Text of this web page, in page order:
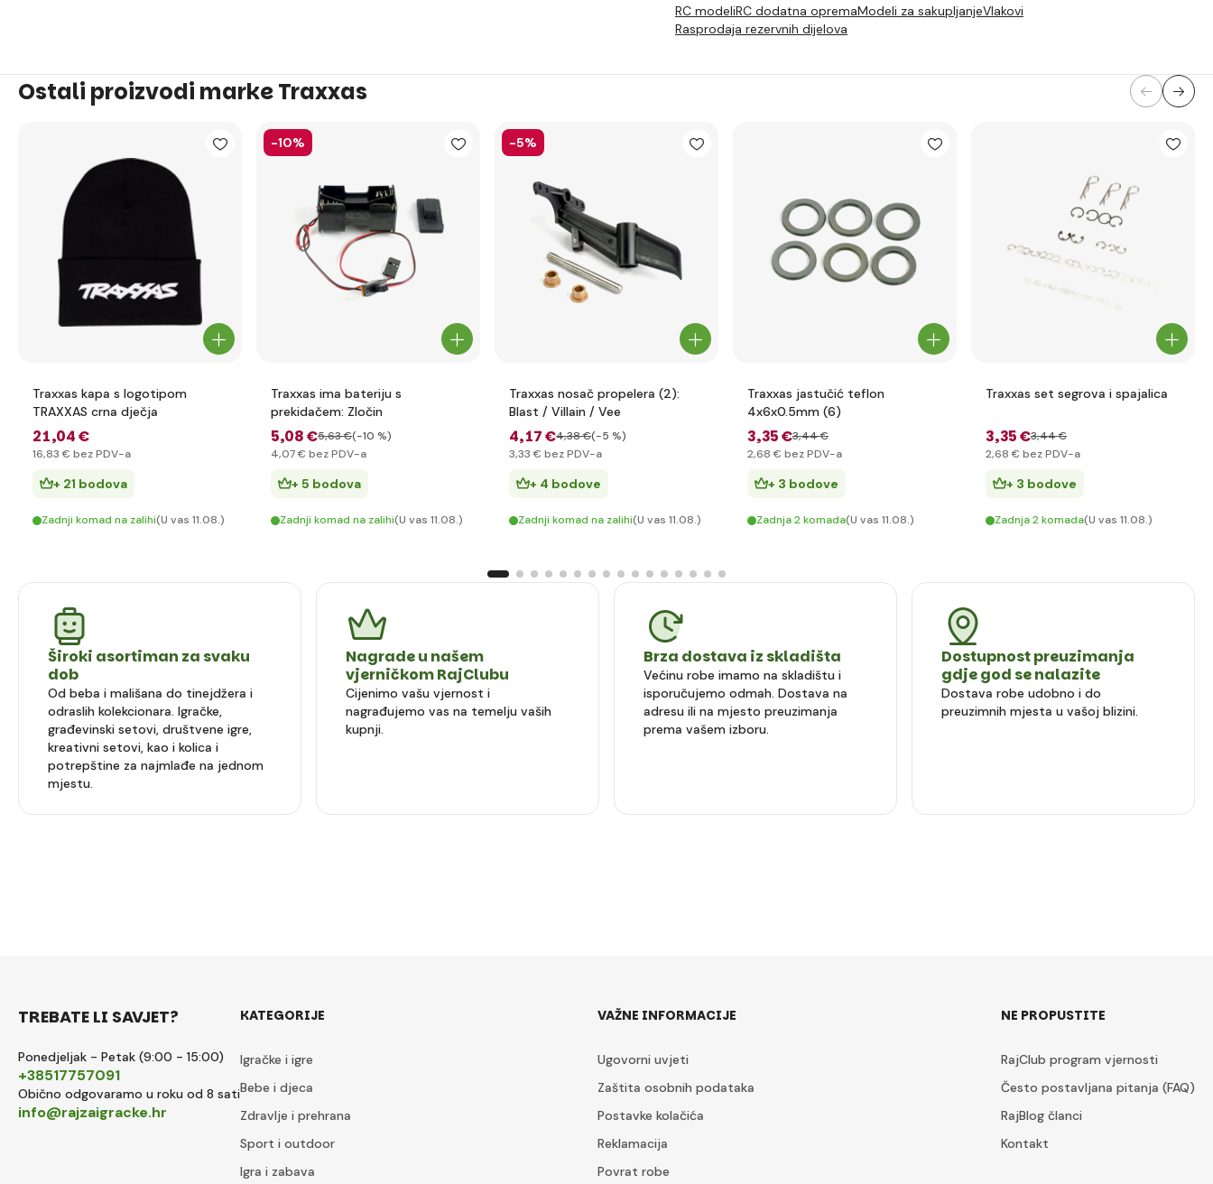
RC modeliRC dodatna opremaModeli za sakupljanjeVlakovi
Rasprodaja rezervnih dijelova
Ostali proizvodi marke Traxxas
Traxxas kapa s logotipom
TRAXXAS crna dječja
21,04 €
16,83 € bez PDV-a
+ 21 bodova
Zadnji komad na zalihi(U vas 11.08.)
-10%
Traxxas ima bateriju s
prekidačem: Zločin
5,08 €5,63 €(-10 %)
4,07 € bez PDV-a
+ 5 bodova
Zadnji komad na zalihi(U vas 11.08.)
-5%
Traxxas nosač propelera (2):
Blast / Villain / Vee
4,17 €4,38 €(-5 %)
3,33 € bez PDV-a
+ 4 bodove
Zadnji komad na zalihi(U vas 11.08.)
Traxxas jastučić teflon
4x6x0.5mm (6)
3,35 €3,44 €
2,68 € bez PDV-a
+ 3 bodove
Zadnja 2 komada(U vas 11.08.)
Traxxas set segrova i spajalica
3,35 €3,44 €
2,68 € bez PDV-a
+ 3 bodove
Zadnja 2 komada(U vas 11.08.)
Široki asortiman za svaku
dob
Od beba i mališana do tinejdžera i
odraslih kolekcionara. Igračke,
građevinski setovi, društvene igre,
kreativni setovi, kao i kolica i
potrepštine za najmlađe na jednom
mjestu.
Nagrade u našem
vjerničkom RajClubu
Cijenimo vašu vjernost i
nagrađujemo vas na temelju vaših
kupnji.
Brza dostava iz skladišta
Većinu robe imamo na skladištu i
isporučujemo odmah. Dostava na
adresu ili na mjesto preuzimanja
prema vašem izboru.
Dostupnost preuzimanja
gdje god se nalazite
Dostava robe udobno i do
preuzimnih mjesta u vašoj blizini.
TREBATE LI SAVJET?
Ponedjeljak - Petak (9:00 - 15:00)
+38517757091
Obično odgovaramo u roku od 8 sati
info@rajzaigracke.hr
KATEGORIJE
Igračke i igre
Bebe i djeca
Zdravlje i prehrana
Sport i outdoor
Igra i zabava
VAŽNE INFORMACIJE
Ugovorni uvjeti
Zaštita osobnih podataka
Postavke kolačića
Reklamacija
Povrat robe
NE PROPUSTITE
RajClub program vjernosti
Često postavljana pitanja (FAQ)
RajBlog članci
Kontakt